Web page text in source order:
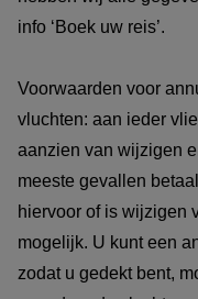
info ‘Boek uw reis’.
Voorwaarden voor
vluchten: aan ieder
aanzien van wijzigen
meeste gevallen
hiervoor of is wijzigen
mogelijk. U kunt een
zodat u gedekt bent,